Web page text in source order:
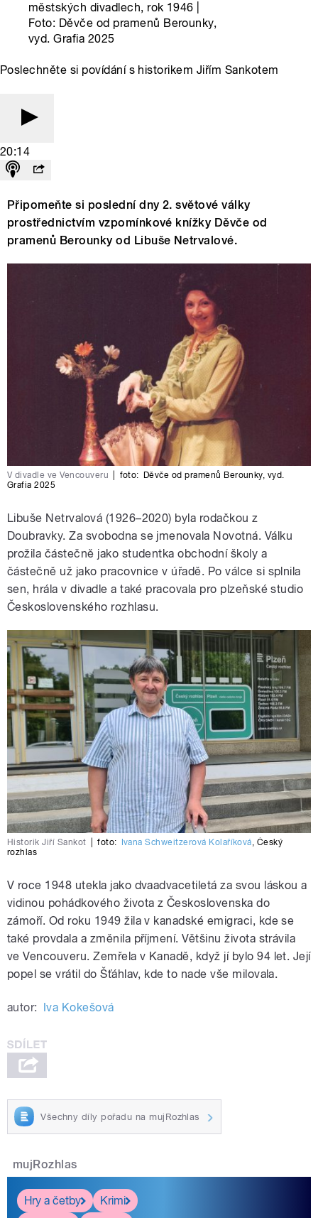
městských divadlech, rok 1946 |
Foto: Děvče od pramenů Berounky,
vyd. Grafia 2025
Poslechněte si povídání s historikem Jiřím Sankotem
20:14
Připomeňte si poslední dny 2. světové války
prostřednictvím vzpomínkové knížky Děvče od
pramenů Berounky od Libuše Netrvalové.
V divadle ve Vencouveru foto: Děvče od pramenů Berounky, vyd.
Grafia 2025
Libuše Netrvalová (1926–2020) byla rodačkou z
Doubravky. Za svobodna se jmenovala Novotná. Válku
prožila částečně jako studentka obchodní školy a
částečně už jako pracovnice v úřadě. Po válce si splnila
sen, hrála v divadle a také pracovala pro plzeňské studio
Československého rozhlasu.
Historik Jiří Sankot foto: Ivana Schweitzerová Kolaříková Český
rozhlas
V roce 1948 utekla jako dvaadvacetiletá za svou láskou a
vidinou pohádkového života z Československa do
zámoří. Od roku 1949 žila v kanadské emigraci, kde se
také provdala a změnila příjmení. Většinu života strávila
ve Vencouveru. Zemřela v Kanadě, když jí bylo 94 let. Její
popel se vrátil do Šťáhlav, kde to nade vše milovala.
autor: Iva Kokešová
Všechny díly pořadu na mujRozhlas
mujRozhlas
Hry a četby
Krimi